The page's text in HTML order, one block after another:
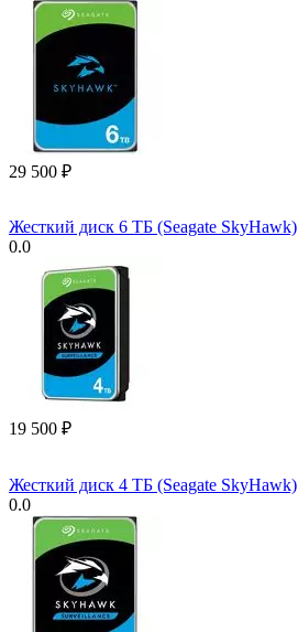
29 500 ₽
Жесткий диск 6 ТБ (Seagate SkyHawk)
0.0
19 500 ₽
Жесткий диск 4 ТБ (Seagate SkyHawk)
0.0